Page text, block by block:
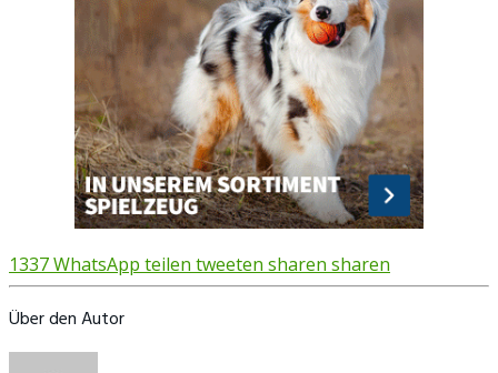
1337WhatsApp teilen tweeten sharen sharen
Über den Autor